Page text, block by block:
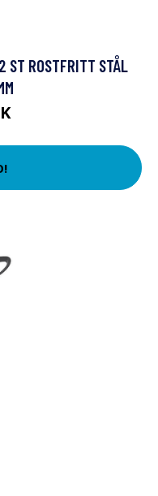
ST ROSTFRITT STÅL